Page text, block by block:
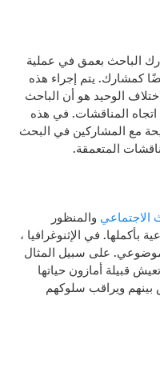
الباحث بعمق في عملية
كمشارك. يتم إجراء هذه
الوحيد هو أن الباحث
المناقشات. في هذه
مع المشاركين في البحث
المتعمقة.
الاجتماعي والمنظور
بأكملها. في الإثنوغرافيا ،
على سبيل المثال
قبيلة أمازون حياتها
بينهم ويراقب سلوكهم